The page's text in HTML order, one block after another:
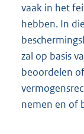
vaak in het
hebben. In
zal op basis
beoordelen
nemen en of